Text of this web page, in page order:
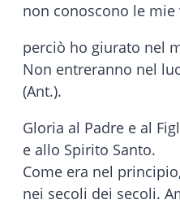
non conoscono le mie
perciò ho giurato nel
Non entreranno nel
(Ant.).
Gloria al Padre e al
e allo Spirito Santo.
Come era nel
nei secoli dei secoli.